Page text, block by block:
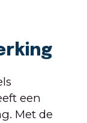
een
Met de